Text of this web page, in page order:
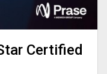
Certified